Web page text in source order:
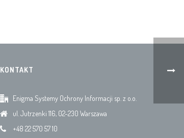
KONTAKT
Enigma Systemy Ochrony Informacji sp. z o.o.
ul. Jutrzenki 116, 02-230 Warszawa
+48 22 570 57 10